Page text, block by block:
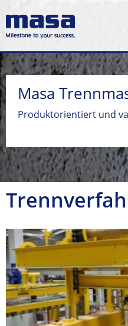
Masa
Produktorientiert und